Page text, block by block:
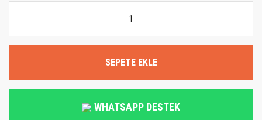
SEPETE EKLE
WHATSAPP DESTEK